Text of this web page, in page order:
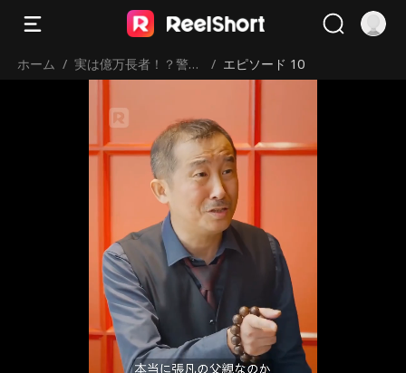
ホーム / 実は億万長者！？警備
/ エピソード 10